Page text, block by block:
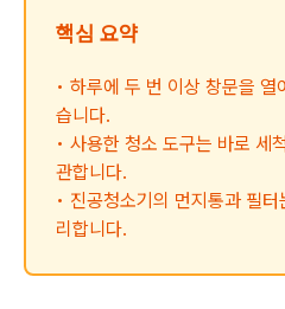
핵심 요약
• 하루에 두 번 이상 창문을
습니다.
• 사용한 청소 도구는 바로 세
관합니다.
• 진공청소기의 먼지통과 필
리합니다.